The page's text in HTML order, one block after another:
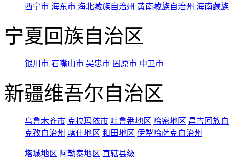
西宁市 海东市 海北藏族自治州 黄南藏族自治州 海南藏
宁夏回族自治区
银川市 石嘴山市 吴忠市 固原市 中卫市
新疆维吾尔自治区
乌鲁木齐市 克拉玛依市 吐鲁番地区 哈密地区 昌吉回族
克孜自治州 喀什地区 和田地区 伊犁哈萨克自治州
塔城地区 阿勒泰地区 直辖县级